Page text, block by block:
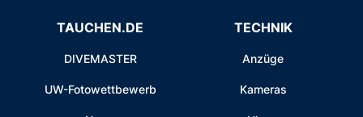
TAUCHEN.DE
DIVEMASTER
UW-Fotowettbewerb
TECHNIK
Anzüge
Kameras